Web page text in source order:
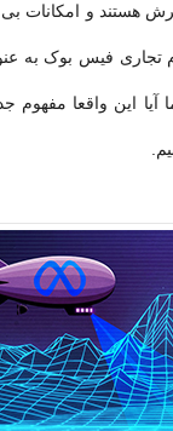
هستند و امکانات بی
تجاری فیس بوک به
آیا این واقعا مفهوم